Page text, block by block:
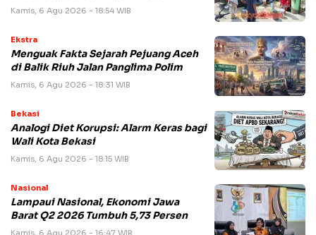
Kamis, 6 Agu 2026 - 18:54 WIB
Ekstra
Menguak Fakta Sejarah Pejuang Aceh
di Balik Riuh Jalan Panglima Polim
Kamis, 6 Agu 2026 - 18:31 WIB
Bekasi
Analogi Diet Korupsi: Alarm Keras bagi
Wali Kota Bekasi
Kamis, 6 Agu 2026 - 18:15 WIB
Nasional
Lampaui Nasional, Ekonomi Jawa
Barat Q2 2026 Tumbuh 5,73 Persen
Kamis, 6 Agu 2026 - 16:47 WIB